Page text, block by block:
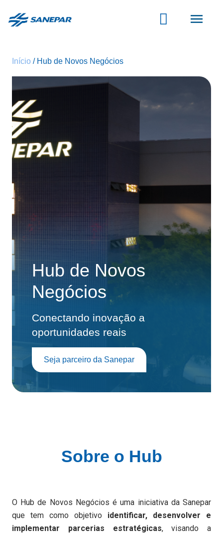
conteúdo
Início
Hub de Novos Negócios
Hub de Novos
Negócios
Conectando inovação a
oportunidades reais
Seja parceiro da Sanepar
Sobre o Hub
O Hub de Novos Negócios é uma iniciativa da Sanepar
que tem como objetivo identificar, desenvolver e
implementar parcerias estratégicas, visando a